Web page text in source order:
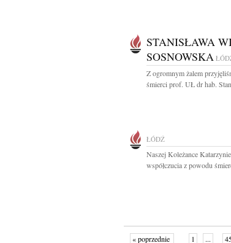
STANISŁAWA
SOSNOWSKA
Z ogromnym żalem
śmierci prof. UŁ dr hab.
ŁÓDŹ
Naszej Koleżance
współczucia z powodu
« poprzednie 1 ...